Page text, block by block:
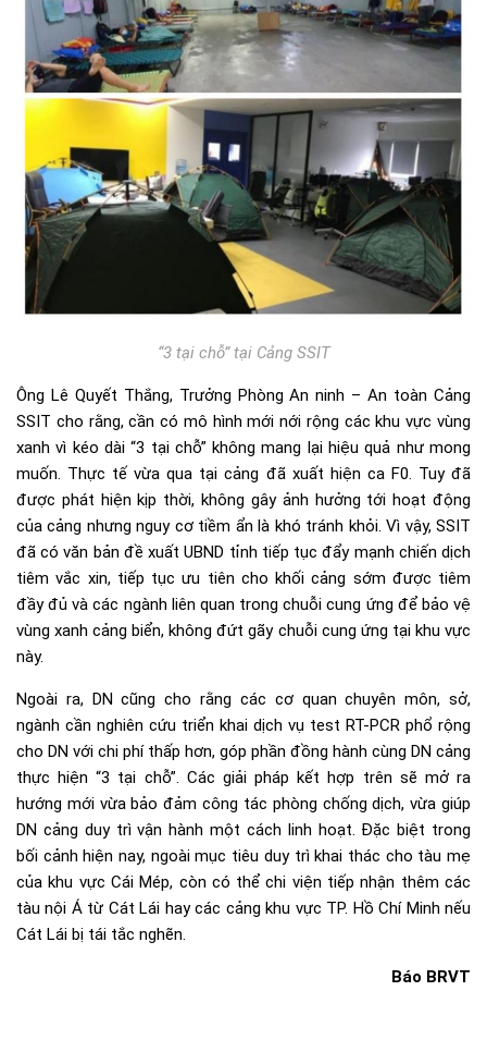
“3 tại chỗ” tại Cảng SSIT
Ông Lê Quyết Thắng, Trưởng Phòng An ninh – An toàn Cảng
SSIT cho rằng, cần có mô hình mới nới rộng các khu vực vùng
xanh vì kéo dài “3 tại chỗ” không mang lại hiệu quả như mong
muốn. Thực tế vừa qua tại cảng đã xuất hiện ca F0. Tuy đã
được phát hiện kịp thời, không gây ảnh hưởng tới hoạt động
của cảng nhưng nguy cơ tiềm ẩn là khó tránh khỏi. Vì vậy, SSIT
đã có văn bản đề xuất UBND tỉnh tiếp tục đẩy mạnh chiến dịch
tiêm vắc xin, tiếp tục ưu tiên cho khối cảng sớm được tiêm
đầy đủ và các ngành liên quan trong chuỗi cung ứng để bảo vệ
vùng xanh cảng biển, không đứt gãy chuỗi cung ứng tại khu vực
này.
Ngoài ra, DN cũng cho rằng các cơ quan chuyên môn, sở,
ngành cần nghiên cứu triển khai dịch vụ test RT-PCR phổ rộng
cho DN với chi phí thấp hơn, góp phần đồng hành cùng DN cảng
thực hiện “3 tại chỗ”. Các giải pháp kết hợp trên sẽ mở ra
hướng mới vừa bảo đảm công tác phòng chống dịch, vừa giúp
DN cảng duy trì vận hành một cách linh hoạt. Đặc biệt trong
bối cảnh hiện nay, ngoài mục tiêu duy trì khai thác cho tàu mẹ
của khu vực Cái Mép, còn có thể chi viện tiếp nhận thêm các
tàu nội Á từ Cát Lái hay các cảng khu vực TP. Hồ Chí Minh nếu
Cát Lái bị tái tắc nghẽn.
Báo BRVT